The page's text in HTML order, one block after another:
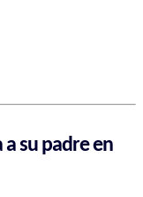
su padre en